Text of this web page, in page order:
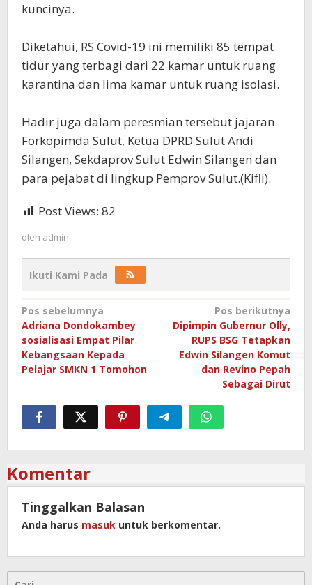
kuncinya.
Diketahui, RS Covid-19 ini memiliki 85 tempat
tidur yang terbagi dari 22 kamar untuk ruang
karantina dan lima kamar untuk ruang isolasi.
Hadir juga dalam peresmian tersebut jajaran
Forkopimda Sulut, Ketua DPRD Sulut Andi
Silangen, Sekdaprov Sulut Edwin Silangen dan
para pejabat di lingkup Pemprov Sulut.(Kifli).
Post Views: 82
oleh admin
Ikuti Kami Pada
Navigasi
pos
Pos sebelumnya
Adriana Dondokambey
sosialisasi Empat Pilar
Kebangsaan Kepada
Pelajar SMKN 1 Tomohon
Pos berikutnya
Dipimpin Gubernur Olly,
RUPS BSG Tetapkan
Edwin Silangen Komut
dan Revino Pepah
Sebagai Dirut
Komentar
Tinggalkan Balasan
Anda harus masuk untuk berkomentar.